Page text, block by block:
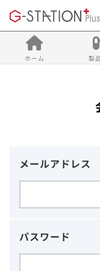
ホーム 製
メールアドレス
パスワード